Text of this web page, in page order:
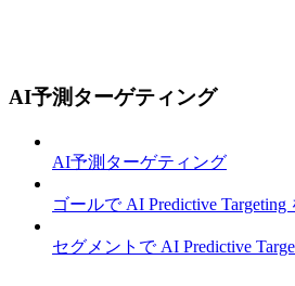
AI予測ターゲティング
AI予測ターゲティング
ゴールで AI Predictive
セグメントで AI Predictive